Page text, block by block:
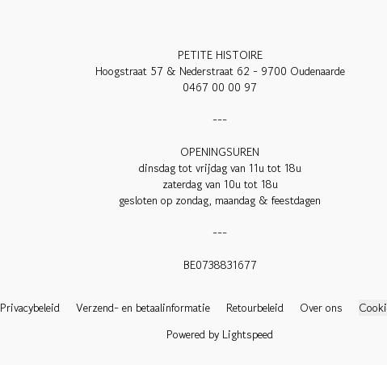
PETITE HISTOIRE
Hoogstraat 57 & Nederstraat 62 - 9700 Oudenaarde
0467 00 00 97
---
OPENINGSUREN
dinsdag tot vrijdag van 11u tot 18u
zaterdag van 10u tot 18u
gesloten op zondag, maandag & feestdagen
---
BE0738831677
Privacybeleid Verzend- en betaalinformatie Retourbeleid Over ons
Powered by Lightspeed